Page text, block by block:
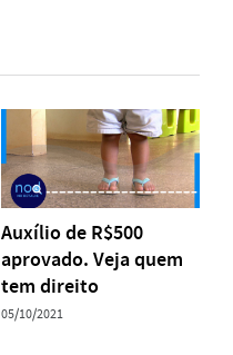
Auxílio de R$500
aprovado. Veja quem
tem direito
05/10/2021